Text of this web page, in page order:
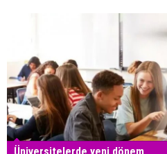
Üniversitelerde yeni dönem